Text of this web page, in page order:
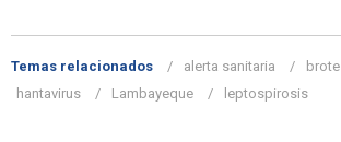
Temas relacionados alerta sanitaria brote
hantavirus
Lambayeque leptospirosis